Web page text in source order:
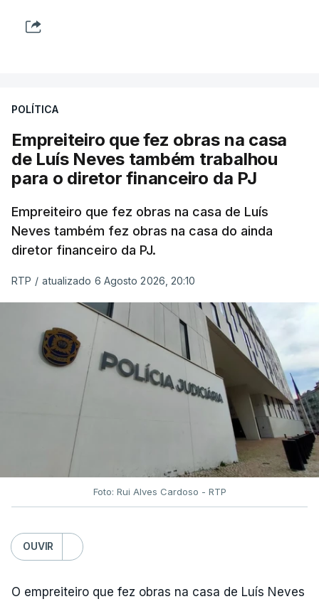
POLÍTICA
Empreiteiro que fez obras na casa
de Luís Neves também trabalhou
para o diretor financeiro da PJ
Empreiteiro que fez obras na casa de Luís
Neves também fez obras na casa do ainda
diretor financeiro da PJ.
RTP / atualizado 6 Agosto 2026, 20:10
Foto: Rui Alves Cardoso - RTP
OUVIR
O empreiteiro que fez obras na casa de Luís Neves